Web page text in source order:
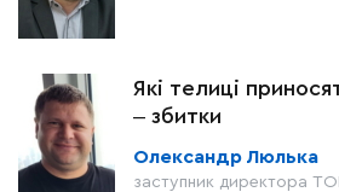
Які телиці
‒ збитки
Олександр Люлька
заступник директора